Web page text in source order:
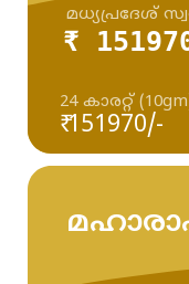
₹
₹ 151970/-
24 കാരറ്റ്
മധ്യപ്രദേശ്